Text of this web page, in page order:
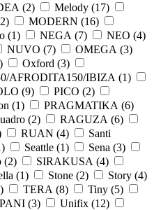
(2) Melody (17)
) MODERN (16)
(1) NEGA (7) NEO (4)
NUVO (7) OMEGA (3)
) Oxford (3)
AFRODITA150/IBIZA (1)
(9) PICO (2)
(1) PRAGMATIKA (6)
(2) RAGUZA (6)
RUAN (4)
Santi
) Seattle (1) Sena (3)
(2) SIRAKUSA (4)
(1) Stone (2) Story (4)
) TERA (8) Tiny (5)
(3) Unifix (12)